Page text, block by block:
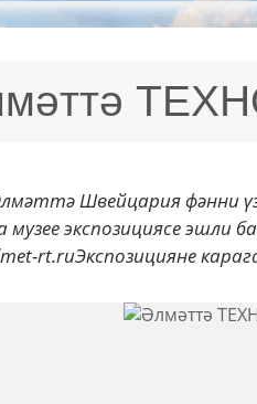
Швейцария фәнни
музее экспозициясе
rt.ruЭкспозицияне